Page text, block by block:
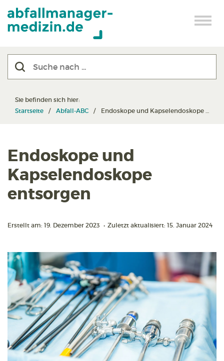
Sie befinden sich hier:
Startseite
Abfall-ABC Endoskope und Kapselendoskope entsorgen
Endoskope und
Kapselendoskope
entsorgen
Erstellt am: 19. Dezember 2023 • Zuletzt aktualisiert: 15. Januar 2024